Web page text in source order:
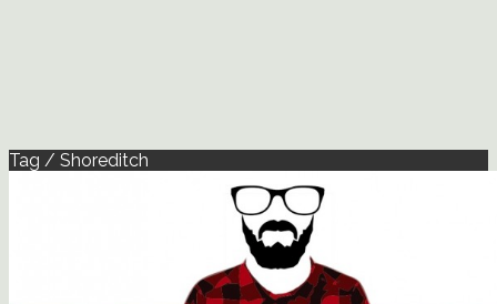
Tag / Shoreditch